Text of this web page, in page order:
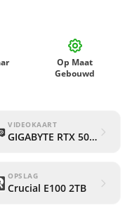
Op Maat
Gebouwd
VIDEOKAART
GIGABYTE RTX 5080
RGB)
OPSLAG
Crucial E100 2TB